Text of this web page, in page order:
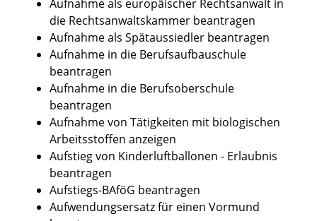
Aufnahme als europäischer Rechtsanwalt in
die Rechtsanwaltskammer beantragen
Aufnahme als Spätaussiedler beantragen
Aufnahme in die Berufsaufbauschule
beantragen
Aufnahme in die Berufsoberschule
beantragen
Aufnahme von Tätigkeiten mit biologischen
Arbeitsstoffen anzeigen
Aufstieg von Kinderluftballonen - Erlaubnis
beantragen
Aufstiegs-BAföG beantragen
Aufwendungsersatz für einen Vormund